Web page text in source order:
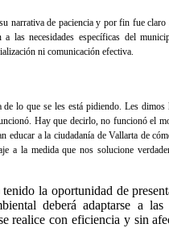
narrativa de paciencia y por fin fue
las necesidades específicas del
ni comunicación efectiva.
lo que se les está pidiendo. Les
Hay que decirlo, no funcionó el
educar a la ciudadanía de Vallarta de
a la medida que nos solucione
la oportunidad de
deberá adaptarse a las
realice con eficiencia y sin